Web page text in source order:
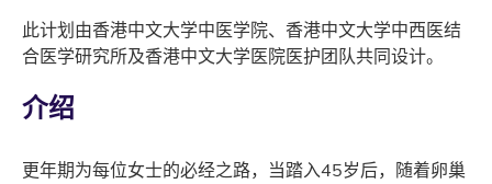
此计划由香港中文大学中医学院、 香港中文大学中西医结
合医学研究所及香港中文大学医院医护团队共同设计。
介绍
更年期为每位女士的必经之路，当踏入45岁后，随着卵巢